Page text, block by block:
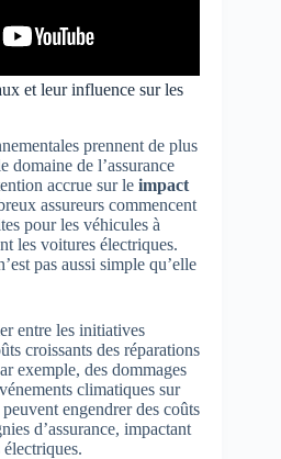
et leur influence sur les
prennent de plus
domaine de l’assurance
accrue sur le impact
assureurs commencent
pour les véhicules à
les voitures électriques.
pas aussi simple qu’elle
entre les initiatives
croissants des réparations
exemple, des dommages
climatiques sur
engendrer des coûts
d’assurance, impactant